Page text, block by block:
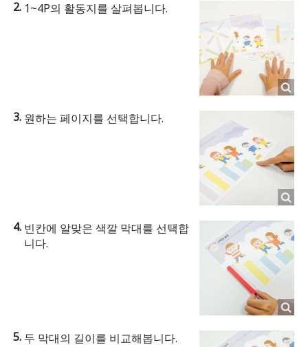
1~4P의 활동지를 살펴봅니다.
원하는 페이지를 선택합니다.
빈칸에 알맞은 색깔 막대를 선택합
니다.
두 막대의 길이를 비교해봅니다.